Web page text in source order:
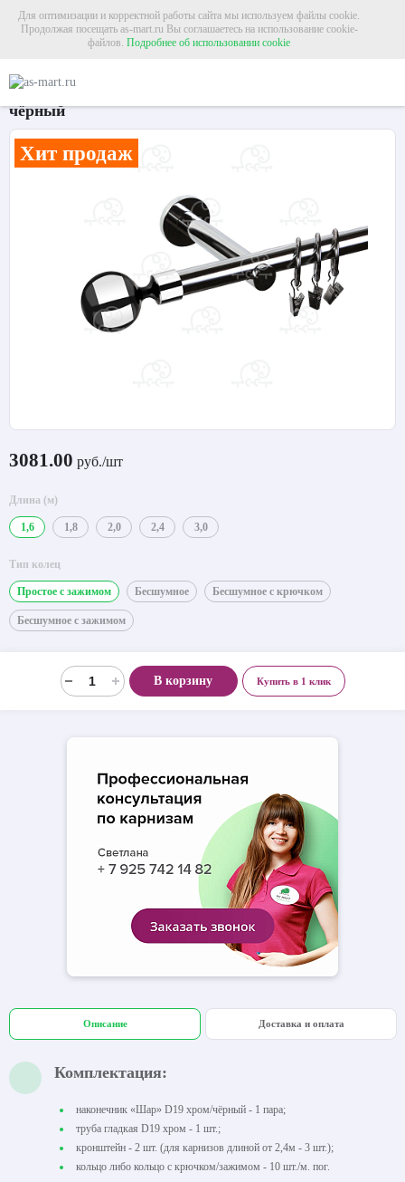
Для оптимизации и корректной работы сайта мы используем файлы cookie.
Продолжая посещать as-mart.ru Вы соглашаетесь на использование cookie-
файлов. Подробнее об использовании cookie
Карниз для штор однорядный «Шар» Ø19Г хром/
чёрный
Хит продаж
3081.00 руб./шт
Длина (м)
1,6 1,8 2,0 2,4 3,0
Тип колец
Простое с зажимом Бесшумное Бесшумное с крючком
Бесшумное с зажимом
В корзину Купить в 1 клик
Описание Доставка и оплата
Комплектация:
наконечник «Шар» D19 хром/чёрный - 1 пара;
труба гладкая D19 хром - 1 шт.;
кронштейн - 2 шт. (для карнизов длиной от 2,4м - 3 шт.);
кольцо либо кольцо с крючком/зажимом - 10 шт./м. пог.